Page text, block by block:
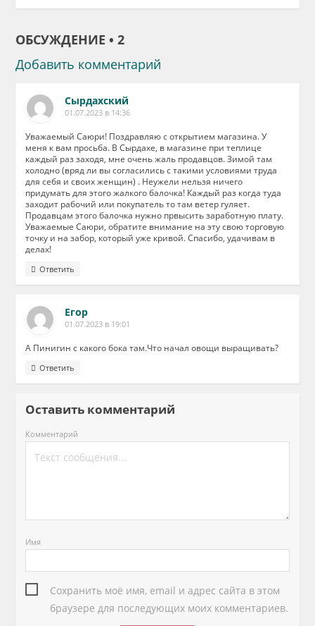
ОБСУЖДЕНИЕ • 2
Добавить комментарий
Сырдахский
01.07.2023 в 14:36
Уважаемый Саюри! Поздравляю с открытием магазина. У
меня к вам просьба. В Сырдахе, в магазине при теплице
каждый раз заходя, мне очень жаль продавцов. Зимой там
холодно (вряд ли вы согласились с такими условиями труда
для себя и своих женщин) . Неужели нельзя ничего
придумать для этого жалкого балочка! Каждый раз когда туда
заходит рабочий или покупатель то там ветер гуляет.
Продавцам этого балочка нужно првысить заработную плату.
Уважаемые Саюри, обратите внимание на эту свою торговую
точку и на забор, который уже кривой. Спасибо, удачивам в
делах!
Ответить
Егор
01.07.2023 в 19:01
А Пинигин с какого бока там.Что начал овощи выращивать?
Ответить
Оставить комментарий
Комментарий
Имя
Сохранить моё имя, email и адрес сайта в этом
браузере для последующих моих комментариев.